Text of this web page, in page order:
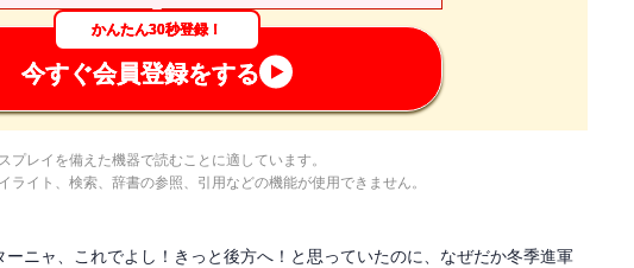
かんたん30秒登録！
今すぐ会員登録をする
レイを備えた機器で読むことに適しています。
イト、検索、辞書の参照、引用などの機能が使用できません。
ニャ、これでよし！きっと後方へ！と思っていたのに、なぜだか冬季進軍